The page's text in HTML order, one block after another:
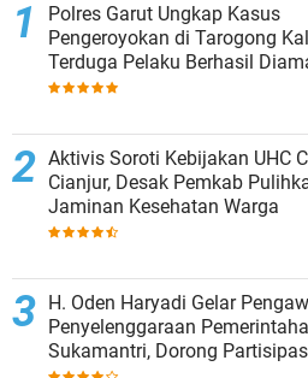
Polres Garut Ungkap Kasus
Pengeroyokan di Tarogong
Terduga Pelaku Berhasil
Aktivis Soroti Kebijakan UHC
Cianjur, Desak Pemkab
Jaminan Kesehatan Warga
H. Oden Haryadi Gelar
Penyelenggaraan
Sukamantri, Dorong